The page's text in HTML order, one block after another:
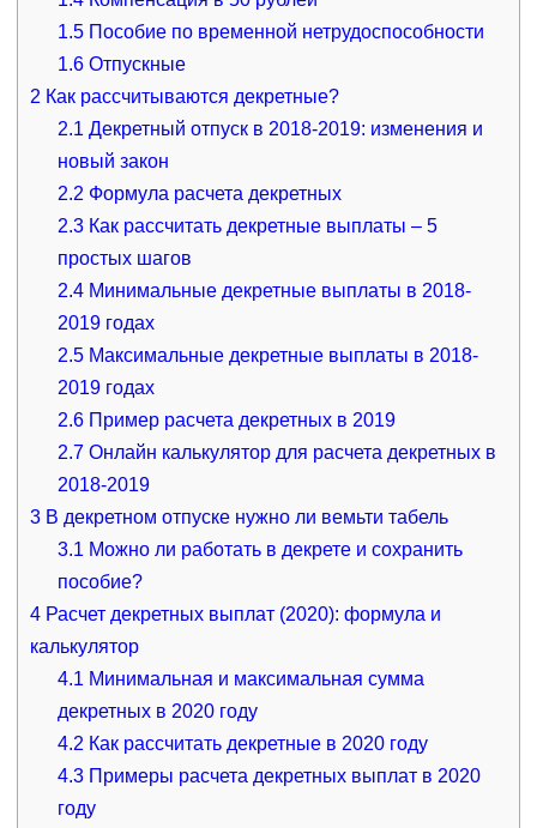
1.5 Пособие по временной нетрудоспособности
1.6 Отпускные
2 Как рассчитываются декретные?
2.1 Декретный отпуск в 2018-2019: изменения и
новый закон
2.2 Формула расчета декретных
2.3 Как рассчитать декретные выплаты – 5
простых шагов
2.4 Минимальные декретные выплаты в 2018-
2019 годах
2.5 Максимальные декретные выплаты в 2018-
2019 годах
2.6 Пример расчета декретных в 2019
2.7 Онлайн калькулятор для расчета декретных в
2018-2019
3В декретном отпуске нужно ли вемьти табель
3.1 Можно ли работать в декрете и сохранить
пособие?
4Расчет декретных выплат (2020): формула и
калькулятор
4.1 Минимальная и максимальная сумма
декретных в 2020 году
4.2 Как рассчитать декретные в 2020 году
4.3 Примеры расчета декретных выплат в 2020
году